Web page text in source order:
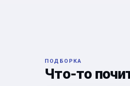
ПОДБОРКА
Что-то